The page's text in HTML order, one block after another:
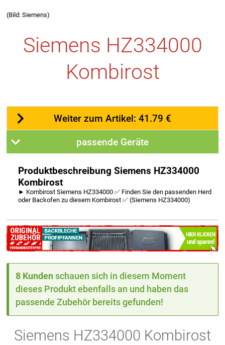
(Bild: Siemens)
Siemens HZ334000
Kombirost
Weiter zum Artikel: 41.79 €
passende Geräte
Produktbeschreibung Siemens HZ334000
Kombirost
► Kombirost Siemens HZ334000 ✅ Finden Sie den passenden Herd
oder Backofen zu diesem Kombirost ✅ (Siemens HZ334000)
8 Kunden schauen sich in diesem Moment
dieses Produkt ebenfalls an und haben das
passende Zubehör bereits gefunden!
Siemens HZ334000 Kombirost